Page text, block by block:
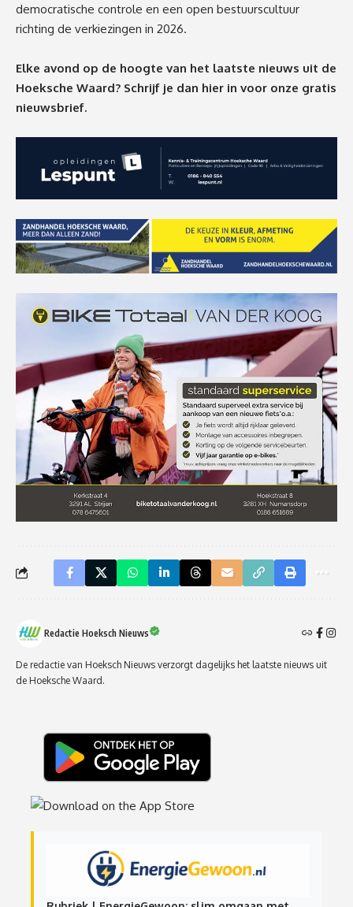
democratische controle en een open bestuurscultuur
richting de verkiezingen in 2026.
Elke avond op de hoogte van het laatste nieuws uit de
Hoeksche Waard? Schrijf je dan hier in voor onze gratis
nieuwsbrief.
Redactie Hoeksch Nieuws
De redactie van Hoeksch Nieuws verzorgt dagelijks het laatste nieuws uit
de Hoeksche Waard.